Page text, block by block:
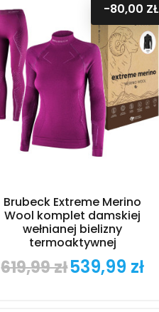
Brubeck Extreme Merino
Wool komplet damskiej
wełnianej bielizny
termoaktywnej
Cena
619,99 zł
-80,00 ZŁ
Cena
539,99 zł